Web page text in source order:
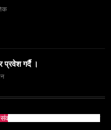
निष्कासित — ओभरस्टे,
र धर्म प्रचारसम्म
2026
गर्दै ।
पाकिस्तानको पानी संकटको भित्री